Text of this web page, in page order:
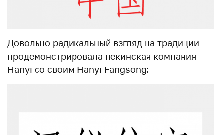
Довольно радикальный взгляд на традиции
продемонстрировала пекинская компания
Hanyi со своим Hanyi Fangsong: